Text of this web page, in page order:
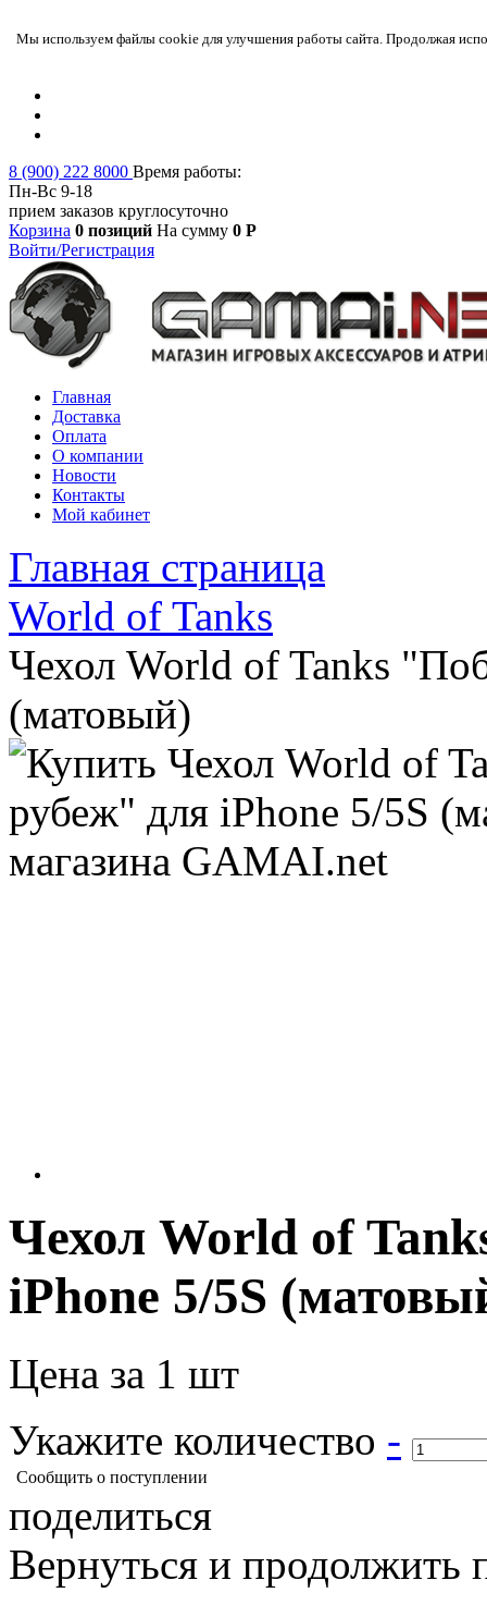
Мы используем файлы cookie для улучшения работы сайта. Продолжая
8 (900) 222 8000 Время работы:
Пн-Вс 9-18
прием заказов круглосуточно
Корзина 0 позиций На сумму 0 Р
Войти/Регистрация
Главная
Доставка
Оплата
О компании
Новости
Контакты
Мой кабинет
Главная страница
World of Tanks
Чехол World of Tanks
(матовый)
Чехол World of
iPhone 5/5S
Цена за 1 шт
Укажите количество -
Сообщить о поступлении
поделиться
Вернуться и продолжить